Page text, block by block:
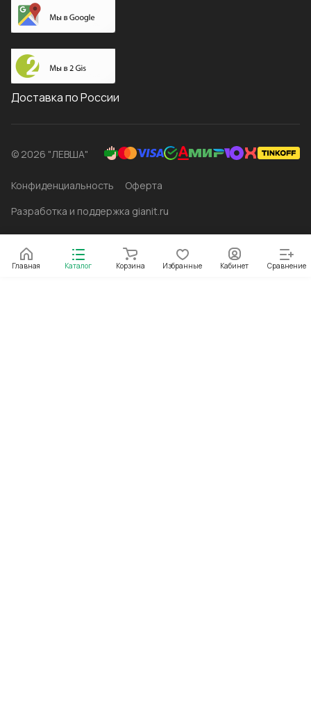
Главная Каталог Корзина Избранные Кабинет Сравнение
Доставка по России
© 2026 "ЛЕВША"
Конфиденциальность
Оферта
Разработка и поддержка gianit.ru